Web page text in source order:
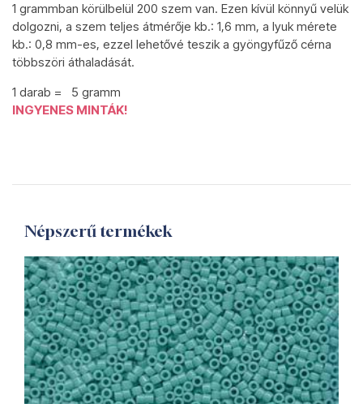
1 grammban körülbelül 200 szem van. Ezen kívül könnyű velük
dolgozni, a szem teljes átmérője kb.: 1,6 mm, a lyuk mérete
kb.: 0,8 mm-es, ezzel lehetővé teszik a gyöngyfűző cérna
többszöri áthaladását.
1 darab = 5 gramm
INGYENES MINTÁK!
Népszerű termékek